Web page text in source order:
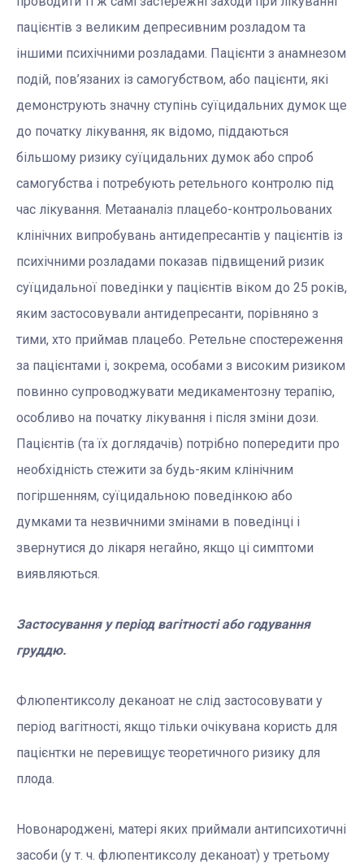
пацієнтів з великим депресивним розладом та
іншими психічними розладами. Пацієнти з анамнезом
подій, пов’язаних із самогубством, або пацієнти, які
демонструють значну ступінь суїцидальних думок ще
до початку лікування, як відомо, піддаються
більшому ризику суїцидальних думок або спроб
самогубства і потребують ретельного контролю під
час лікування. Метааналіз плацебо-контрольованих
клінічних випробувань антидепресантів у пацієнтів із
психічними розладами показав підвищений ризик
суїцидальної поведінки у пацієнтів віком до 25 років,
яким застосовували антидепресанти, порівняно з
тими, хто приймав плацебо. Ретельне спостереження
за пацієнтами і, зокрема, особами з високим ризиком
повинно супроводжувати медикаментозну терапію,
особливо на початку лікування і після зміни дози.
Пацієнтів (та їх доглядачів) потрібно попередити про
необхідність стежити за будь-яким клінічним
погіршенням, суїцидальною поведінкою або
думками та незвичними змінами в поведінці і
звернутися до лікаря негайно, якщо ці симптоми
виявляються.
Застосування у період вагітності або годування
груддю.
Флюпентиксолу деканоат не слід застосовувати у
період вагітності, якщо тільки очікувана користь для
пацієнтки не перевищує теоретичного ризику для
плода.
Новонароджені, матері яких приймали антипсихотичні
засоби (у т. ч. флюпентиксолу деканоат) у третьому